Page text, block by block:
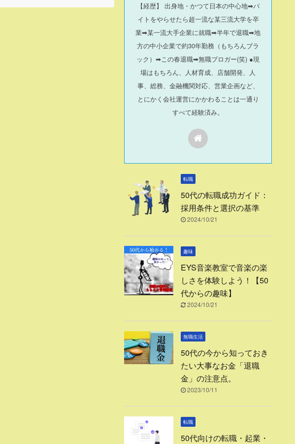
【経歴】 出身地・かつて日本の中心地➡バ
イトをやらせたら超一流な某三流大学を卒
業➡某一流大手企業に就職➡半年で退職➡地
方の中小企業で約30年勤務（もちろんブラ
ック）➡この春退職➡無職ブロガー(笑) ●現
場はもちろん、人材育成、店舗開発、人
事、総務、金融機関対応、営業企画など、
とにかく会社運営にかかわることは一通り
すべて経験済み。
転職
50代の転職成功ガイド：
採用条件と選択の基準
2024/10/21
趣味
EYS音楽教室で音楽の楽
しさを体験しよう！【50
代からの趣味】
2024/10/21
無職生活
50代の今から知っておき
たい大事なお金「退職
金」の注意点。
2023/10/11
転職
50代向けの転職・起業・